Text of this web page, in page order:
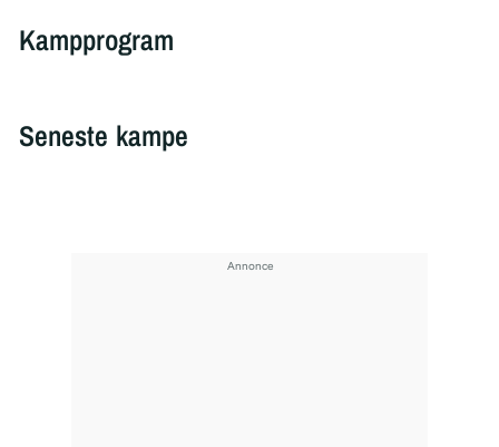
Kampprogram
Seneste kampe